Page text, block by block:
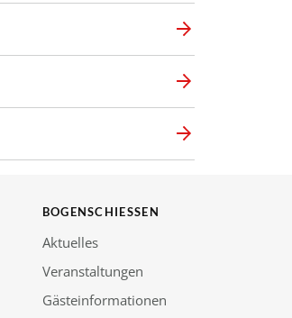
BOGENSCHIESSEN
Aktuelles
Veranstaltungen
Gästeinformationen